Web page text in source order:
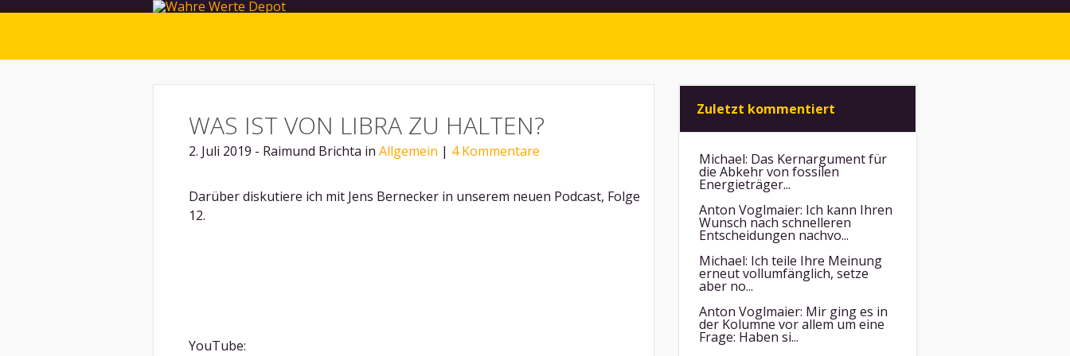
WAS IST VON LIBRA ZU HALTEN?
2. Juli 2019 - Raimund Brichta in Allgemein | 4 Kommentare
Darüber diskutiere ich mit Jens Bernecker in unserem neuen Podcast, Folge
12.
YouTube:
Zuletzt kommentiert
Michael: Das Kernargument für
die Abkehr von fossilen
Energieträger...
Anton Voglmaier: Ich kann Ihren
Wunsch nach schnelleren
Entscheidungen nachvo...
Michael: Ich teile Ihre Meinung
erneut vollumfänglich, setze
aber no...
Anton Voglmaier: Mir ging es in
der Kolumne vor allem um eine
Frage: Haben si...